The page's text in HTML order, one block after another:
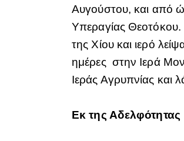
Αυγούστου, και από
Υπεραγίας
της Χίου και ιερό
ημέρες στην Ιερά
Ιεράς Αγρυπνίας και
Εκ της Αδελφότητας